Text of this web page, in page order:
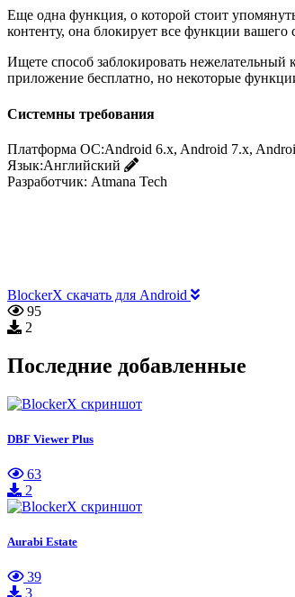
Еще одна функция, о которой стоит
контенту, она блокирует все функции
Ищете способ заблокировать
приложение бесплатно, но некоторые
Системны требования
Платформа ОС:Android 6.x, Android 7.x,
Язык:Английский
Разработчик: Atmana Tech
BlockerX скачать для Android
95
2
Последние добавленные
DBF Viewer Plus
63
2
Aurabi Estate
39
3